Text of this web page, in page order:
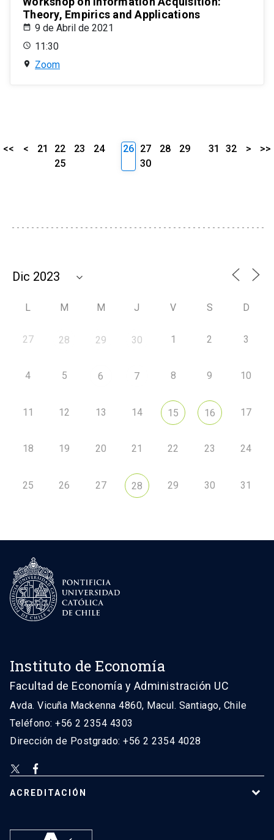
Theory, Empirics and Applications
9 de Abril de 2021
11:30
Zoom
<< < 21 22 23
24
25
26 27 28
29
30
31 32 > >>
L M M J V S D
27 28 29 30 1 2 3
4 5 6 7 8 9 10
11 12 13 14 15 16 17
18 19 20 21 22 23 24
25 26 27 28 29 30 31
Instituto de Economía
Facultad de Economía y Administración UC
Avda. Vicuña Mackenna 4860, Macul. Santiago, Chile
Teléfono: +56 2 2354 4303
Dirección de Postgrado: +56 2 2354 4028
ACREDITACIÓN